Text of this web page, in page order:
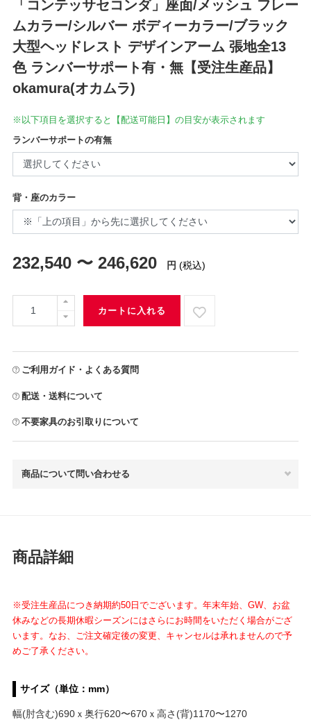
「コンテッサセコンダ」座面/メッシュ フレー
ムカラー/シルバー ボディーカラー/ブラック
大型ヘッドレスト デザインアーム 張地全13
色 ランバーサポート有・無【受注生産品】
okamura(オカムラ)
※以下項目を選択すると【配送可能日】の目安が表示されます
ランバーサポートの有無
背・座のカラー
232,540 〜 246,620 円 (税込)
カートに入れる
ご利用ガイド・よくある質問
配送・送料について
不要家具のお引取りについて
商品について問い合わせる
商品詳細
※受注生産品につき納期約50日でございます。年末年始、GW、お盆
休みなどの長期休暇シーズンにはさらにお時間をいただく場合がござ
います。なお、ご注文確定後の変更、キャンセルは承れませんので予
めご了承ください。
サイズ（単位：mm）
幅(肘含む)690ｘ奥行620〜670ｘ高さ(背)1170〜1270